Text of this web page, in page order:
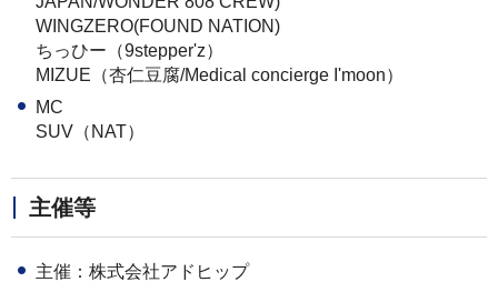
WINGZERO(FOUND NATION)
ちっひー（9stepper'z）
MIZUE（杏仁豆腐/Medical concierge I'moon）
MC
SUV（NAT）
主催等
主催：株式会社アドヒップ